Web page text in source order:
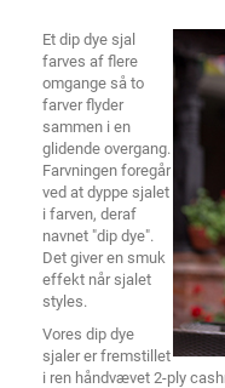
Et dip dye sjal
farves af flere
omgange så to
farver flyder
sammen i en
glidende overgang.
Farvningen foregår
ved at dyppe sjalet
i farven, deraf
navnet "dip dye".
Det giver en smuk
effekt når sjalet
styles.
Vores dip dye
sjaler er fremstillet
i ren håndvævet 2-ply